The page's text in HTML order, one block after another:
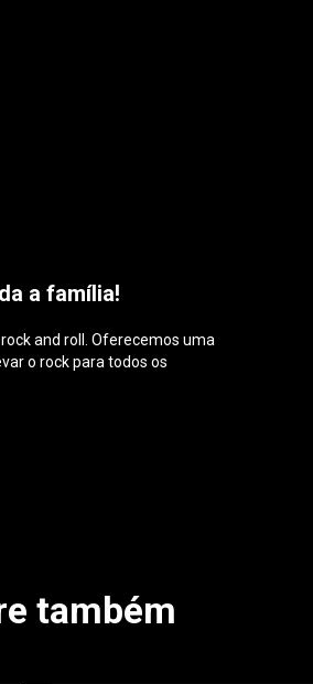
a família!
and roll. Oferecemos uma
o rock para todos os
também